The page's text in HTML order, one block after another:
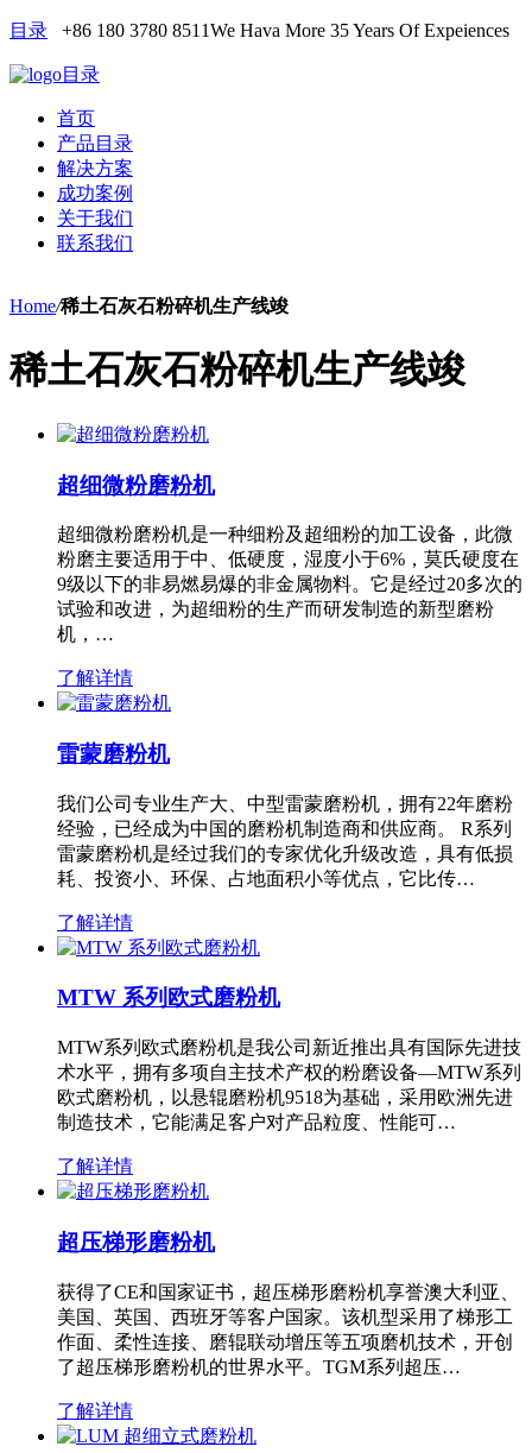
目录 +86 180 3780 8511We Hava More 35 Years Of Expeiences
目录
首页
产品目录
解决方案
成功案例
关于我们
联系我们
Home/稀土石灰石粉碎机生产线竣
稀土石灰石粉碎机生产线竣
超细微粉磨粉机
超细微粉磨粉机是一种细粉及超细粉的加工设备，此微
粉磨主要适用于中、低硬度，湿度小于6%，莫氏硬度在
9级以下的非易燃易爆的非金属物料。它是经过20多次的
试验和改进，为超细粉的生产而研发制造的新型磨粉
机，…
了解详情
雷蒙磨粉机
我们公司专业生产大、中型雷蒙磨粉机，拥有22年磨粉
经验，已经成为中国的磨粉机制造商和供应商。 R系列
雷蒙磨粉机是经过我们的专家优化升级改造，具有低损
耗、投资小、环保、占地面积小等优点，它比传…
了解详情
MTW 系列欧式磨粉机
MTW系列欧式磨粉机是我公司新近推出具有国际先进技
术水平，拥有多项自主技术产权的粉磨设备—MTW系列
欧式磨粉机，以悬辊磨粉机9518为基础，采用欧洲先进
制造技术，它能满足客户对产品粒度、性能可…
了解详情
超压梯形磨粉机
获得了CE和国家证书，超压梯形磨粉机享誉澳大利亚、
美国、英国、西班牙等客户国家。该机型采用了梯形工
作面、柔性连接、磨辊联动增压等五项磨机技术，开创
了超压梯形磨粉机的世界水平。TGM系列超压…
了解详情